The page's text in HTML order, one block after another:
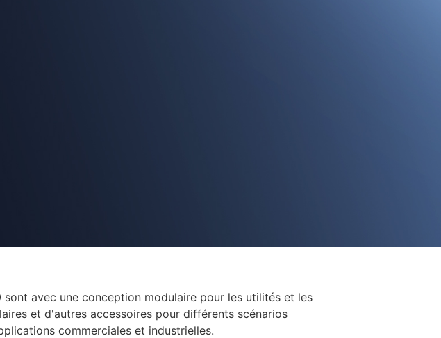
avec une conception modulaire pour les utilités et les
et d'autres accessoires pour différents scénarios
commerciales et industrielles.